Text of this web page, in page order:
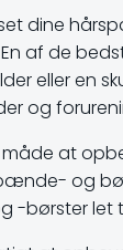
dine
af de
eller en
og
at
og
-børster let